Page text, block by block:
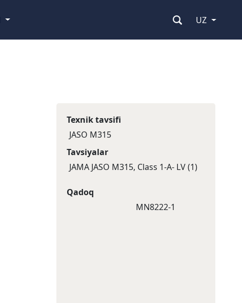
UZ
Texnik tavsifi
JASO M315
Tavsiyalar
JAMA JASO M315, Class 1-A- LV (1)
Qadoq
MN8222-1